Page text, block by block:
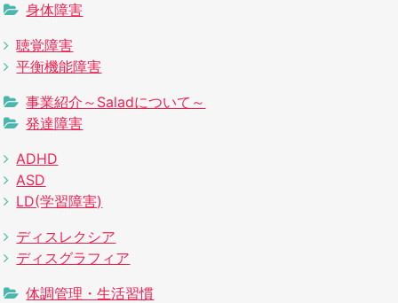
身体障害
聴覚障害
平衡機能障害
事業紹介～Saladについて～
発達障害
ADHD
ASD
LD(学習障害)
ディスレクシア
ディスグラフィア
体調管理・生活習慣